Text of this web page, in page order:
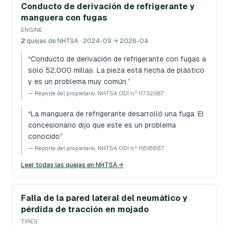
Conducto de derivación de refrigerante y
manguera con fugas
ENGINE
2 quejas de NHTSA · 2024-09 → 2026-04
“Conducto de derivación de refrigerante con fugas a
solo 52,000 millas. La pieza está hecha de plástico
y es un problema muy común.”
— Reporte del propietario, NHTSA ODI n.º 11732087
“La manguera de refrigerante desarrolló una fuga. El
concesionario dijo que este es un problema
conocido”
— Reporte del propietario, NHTSA ODI n.º 11616667
Leer todas las quejas en NHTSA →
Falla de la pared lateral del neumático y
pérdida de tracción en mojado
TIRES